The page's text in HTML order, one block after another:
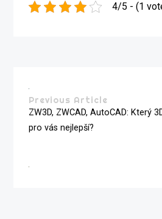
4/5 - (1
Previous Article
ZW3D, ZWCAD, AutoCAD: Který
pro vás nejlepší?